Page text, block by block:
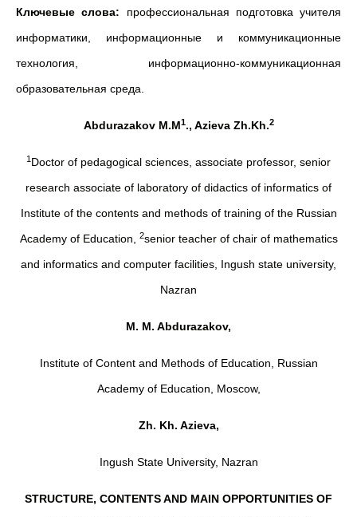
Ключевые слова: профессиональная подготовка учителя
информатики, информационные и коммуникационные
технология, информационно-коммуникационная
образовательная среда.
Abdurazakov M.M1., Azieva Zh.Kh.2
1 Doctor of pedagogical sciences, associate professor, senior
research associate of laboratory of didactics of informatics of
Institute of the contents and methods of training of the Russian
Academy of Education,
2senior teacher of chair of mathematics
and informatics and computer facilities, Ingush state university,
Nazran
M. M. Abdurazakov,
Institute of Content and Methods of Education, Russian
Academy of Education, Moscow,
Zh. Kh. Azieva,
Ingush State University, Nazran
STRUCTURE, CONTENTS AND MAIN OPPORTUNITIES OF